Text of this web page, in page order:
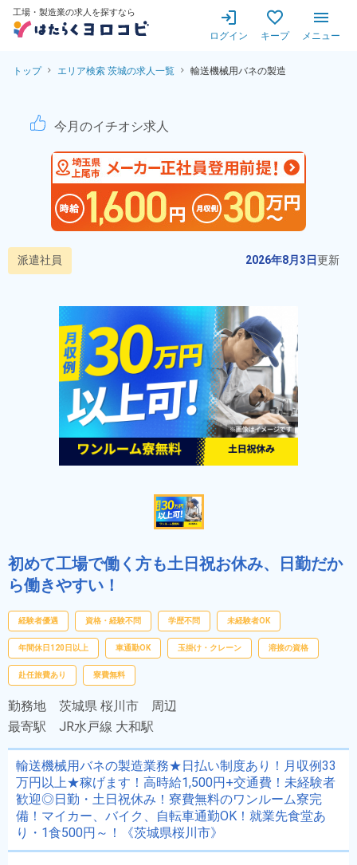
工場・製造業の求人を探すなら
ログイン キープ メニュー
トップ エリア検索 茨城の求人一覧 輸送機械用バネの製造
輸送機械用バネの製造業務
今月のイチオシ求人
派遣社員 2026年8月3日更新
初めて工場で働く方も土日祝お休み、日勤だか
ら働きやすい！
経験者優遇 資格・経験不問 学歴不問 未経験者OK
年間休日120日以上 車通勤OK 玉掛け・クレーン 溶接の資格
赴任旅費あり 寮費無料
勤務地 茨城県 桜川市 周辺
最寄駅 JR水戸線 大和駅
輸送機械用バネの製造業務★日払い制度あり！月収例33
万円以上★稼げます！高時給1,500円+交通費！未経験者
歓迎◎日勤・土日祝休み！寮費無料のワンルーム寮完
備！マイカー、バイク、自転車通勤OK！就業先食堂あ
り・1食500円～！《茨城県桜川市》